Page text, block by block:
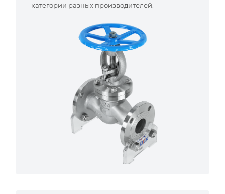
категории разных производителей.